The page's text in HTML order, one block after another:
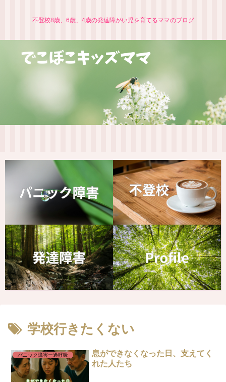
不登校8歳、6歳、4歳の発達障がい児を育てるママのブログ
学校行きたくない
パニック障害ー過呼吸
息ができなくなった日、支えてく
れた人たち